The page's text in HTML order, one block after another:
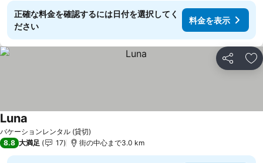
正確な料金を確認するには日付を選択してく
ださい
料金を表示
シェア お
バケーションレンタル (貸切)
Luna
8.8 大満足 17 街の中心まで3.0 km